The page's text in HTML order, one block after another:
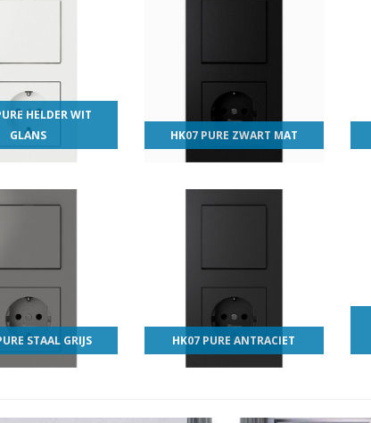
HELDER WIT
GLANS
HK07 PURE ZWART MAT
STAAL GRIJS HK07 PURE ANTRACIET